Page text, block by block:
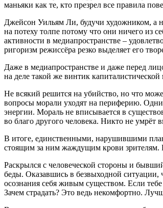
маньяки как те, кто презрел все правила
Джейсон Уильям Ли, будучи художником, а
на потеху толпе потому что они ничего из
активности в медиапространстве –
ригоризм режиссёра резко выделяет его
Даже в медиапространстве и даже перед
на деле такой же винтик
Не всякий решится на убийство, но что
вопросы морали уходят на периферию. Одни
энергии. Мораль не вписывается в
во благо другого человека. Никто не умрёт
В итоге, единственными, нарушившими
стоящим за ним жаждущим крови зрителям.
Раскрылся с человеческой стороны и
беды. Оказавшись в безвыходной ситуации,
осознания себя живым существом. Если
Зачем страдать? Это ведь некомфортно.